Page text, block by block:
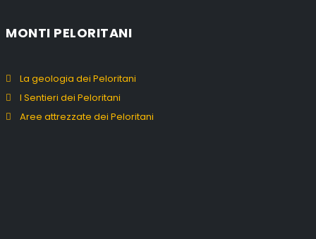
MONTI PELORITANI
La geologia dei Peloritani
I Sentieri dei Peloritani
Aree attrezzate dei Peloritani